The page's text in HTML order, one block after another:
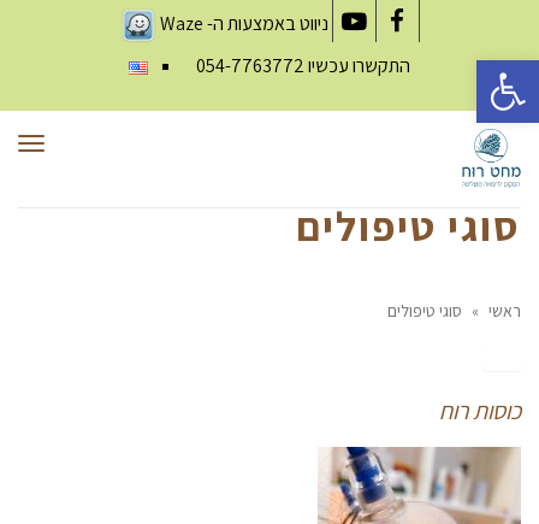
Facebook
YouTube
ניווט באמצעות ה-Waze
התקשרו עכשיו054-7763772
סוגי טיפולים
ראשי » סוגי טיפולים
כוסותרוח
פתח סרגל נגישות